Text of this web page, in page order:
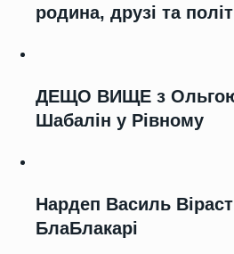
родина, друзі та
ДЕЩО ВИЩЕ з Ольгою
Шабалін у Рівному
Нардеп Василь
БлаБлакарі